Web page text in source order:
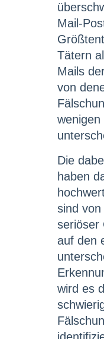
Mail-
Tätern
Mails
von
wenigen
Die
haben
sind von
seriöser
auf den
wird es